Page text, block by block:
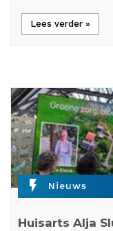
Lees verder »
flash_on Nieuws
Huisarts Alja